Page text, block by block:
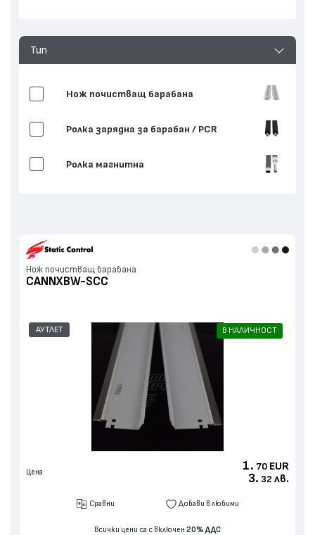
Тип
Нож почистващ барабана
Ролка зарядна за барабан / PCR
Ролка магнитна
Нож почистващ барабана
CANNXBW-SCC
АУТЛЕТ В НАЛИЧНОСТ
Цена 1. 70 EUR
3. 32 лв.
Сравни Добави в любими
Всички цени са с включен 20% ДДС